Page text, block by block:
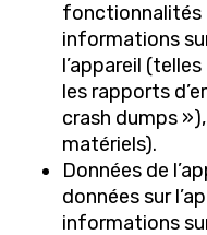
fonctionnalités
informations
l’appareil
les rapports
crash dumps
matériels).
Données de
données sur
informations